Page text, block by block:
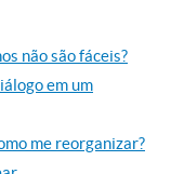
não são fáceis?
em um
me reorganizar?